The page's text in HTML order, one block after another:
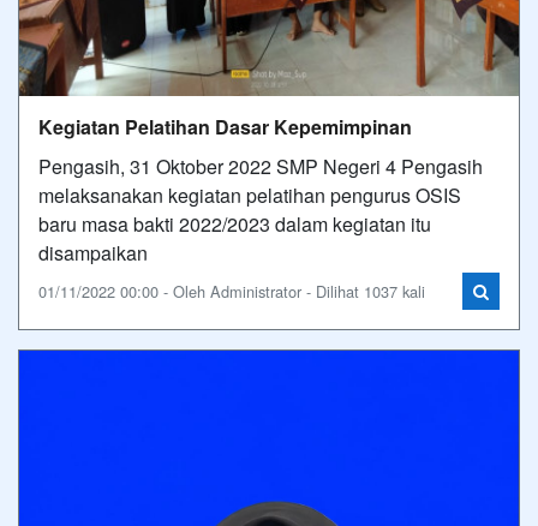
Kegiatan Pelatihan Dasar Kepemimpinan
Pengasih, 31 Oktober 2022 SMP Negeri 4 Pengasih
melaksanakan kegiatan pelatihan pengurus OSIS
baru masa bakti 2022/2023 dalam kegiatan itu
disampaikan
01/11/2022 00:00 - Oleh Administrator - Dilihat 1037 kali